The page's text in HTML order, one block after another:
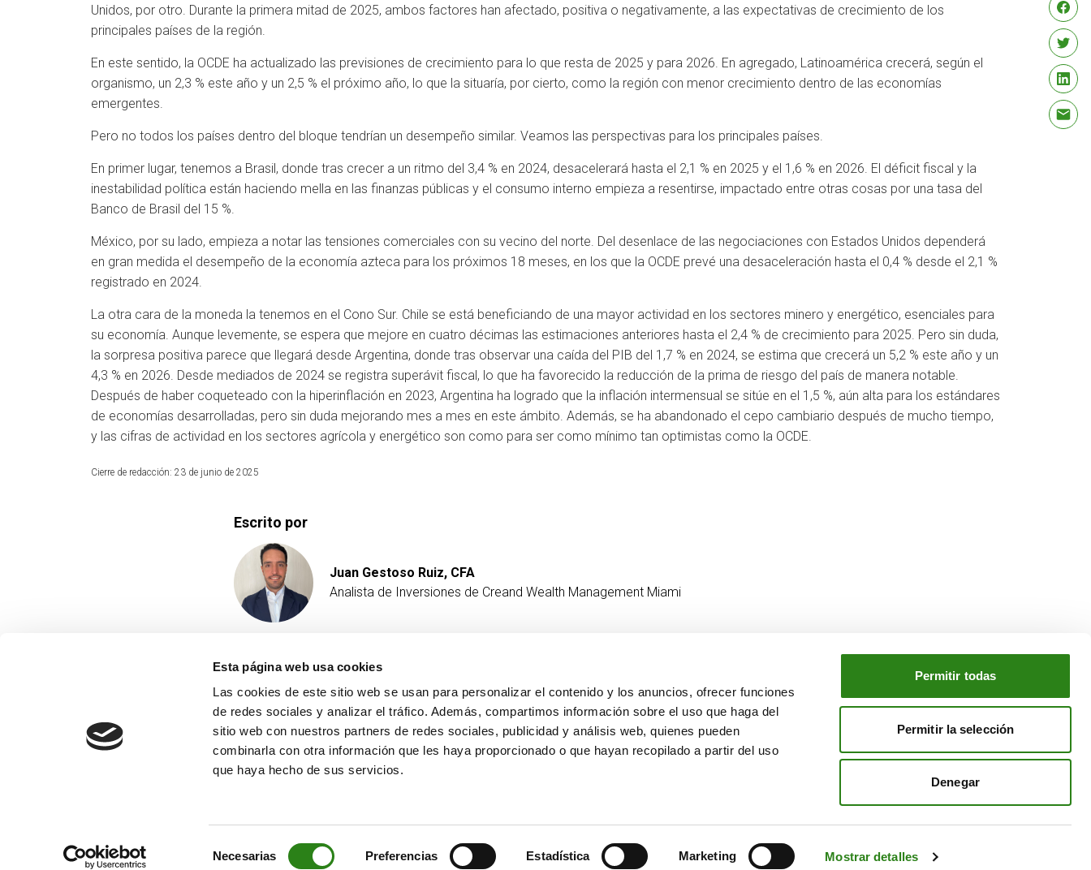
Esta página web usa cookies
Las cookies de este sitio web se usan para personalizar el contenido y los anuncios, ofrecer funciones
de redes sociales y analizar el tráfico. Además, compartimos información sobre el uso que haga del
sitio web con nuestros partners de redes sociales, publicidad y análisis web, quienes pueden
combinarla con otra información que les haya proporcionado o que hayan recopilado a partir del uso
que haya hecho de sus servicios.
Necesarias Preferencias Estadística Marketing Mostrar detalles
Permitir todas
Permitir la selección
Denegar
Unidos, por otro. Durante la primera mitad de 2025, ambos factores han afectado, positiva o negativamente, a las expectativas de crecimiento de los
principales países de la región.
En este sentido, la OCDE ha actualizado las previsiones de crecimiento para lo que resta de 2025 y para 2026. En agregado, Latinoamérica crecerá, según el
organismo, un 2,3 % este año y un 2,5 % el próximo año, lo que la situaría, por cierto, como la región con menor crecimiento dentro de las economías
emergentes.
Pero no todos los países dentro del bloque tendrían un desempeño similar. Veamos las perspectivas para los principales países.
En primer lugar, tenemos a Brasil, donde tras crecer a un ritmo del 3,4 % en 2024, desacelerará hasta el 2,1 % en 2025 y el 1,6 % en 2026. El déficit fiscal y la
inestabilidad política están haciendo mella en las finanzas públicas y el consumo interno empieza a resentirse, impactado entre otras cosas por una tasa del
Banco de Brasil del 15 %.
México, por su lado, empieza a notar las tensiones comerciales con su vecino del norte. Del desenlace de las negociaciones con Estados Unidos dependerá
en gran medida el desempeño de la economía azteca para los próximos 18 meses, en los que la OCDE prevé una desaceleración hasta el 0,4 % desde el 2,1 %
registrado en 2024.
La otra cara de la moneda la tenemos en el Cono Sur. Chile se está beneficiando de una mayor actividad en los sectores minero y energético, esenciales para
su economía. Aunque levemente, se espera que mejore en cuatro décimas las estimaciones anteriores hasta el 2,4 % de crecimiento para 2025. Pero sin duda,
la sorpresa positiva parece que llegará desde Argentina, donde tras observar una caída del PIB del 1,7 % en 2024, se estima que crecerá un 5,2 % este año y un
4,3 % en 2026. Desde mediados de 2024 se registra superávit fiscal, lo que ha favorecido la reducción de la prima de riesgo del país de manera notable.
Después de haber coqueteado con la hiperinflación en 2023, Argentina ha logrado que la inflación intermensual se sitúe en el 1,5 %, aún alta para los estándares
de economías desarrolladas, pero sin duda mejorando mes a mes en este ámbito. Además, se ha abandonado el cepo cambiario después de mucho tiempo,
y las cifras de actividad en los sectores agrícola y energético son como para ser como mínimo tan optimistas como la OCDE.
Cierre de redacción: 23 de junio de 2025
Escrito por
Juan Gestoso Ruiz, CFA
Analista de Inversiones de Creand Wealth Management Miami
CONTACTO
+376 88 88 88
MÁS CREAND
Gobierno corporativo
Actualidad
NUESTRO GRUPO
Creand Wealth Management EE. UU.